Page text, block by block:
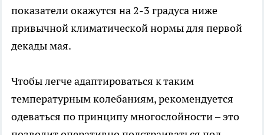
показатели окажутся на 2-3 градуса ниже
привычной климатической нормы для первой
декады мая.
Чтобы легче адаптироваться к таким
температурным колебаниям, рекомендуется
одеваться по принципу многослойности – это